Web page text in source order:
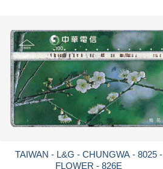
TAIWAN - L&G - CHUNGWA - 8025 -
FLOWER - 826E